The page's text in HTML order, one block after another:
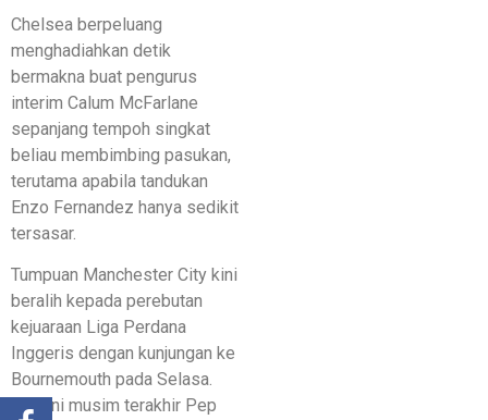
Chelsea berpeluang
menghadiahkan detik
bermakna buat pengurus
interim Calum McFarlane
sepanjang tempoh singkat
beliau membimbing pasukan,
terutama apabila tandukan
Enzo Fernandez hanya sedikit
tersasar.
Tumpuan Manchester City kini
beralih kepada perebutan
kejuaraan Liga Perdana
Inggeris dengan kunjungan ke
Bournemouth pada Selasa.
Jika ini musim terakhir Pep